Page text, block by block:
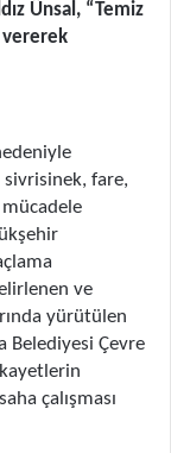
Ünsal, “Temiz
vererek
sivrisinek, fare,
ve
yürütülen
Belediyesi Çevre
çalışması